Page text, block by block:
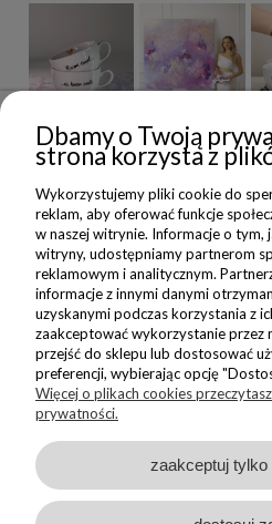
NEWSLETTER
Dołącz do nas i zyskaj 5% zniżki na
zakupy
Wyrażam zgodę na wysyłanie do
wskazany adres oraz
obsługą newsletteru.
Zapoznałem/am się i akceptuję
Politykę Prywatności
Dbamy o Twoją
strona korzysta z
Wykorzystujemy pliki cookie do
reklam, aby oferować funkcje
w naszej witrynie. Informacje o tym,
witryny, udostępniamy partnerom
reklamowym i analitycznym.
informacje z innymi danymi
uzyskanymi podczas korzystania z
zaakceptować wykorzystanie przez
przejść do sklepu lub dostosować
preferencji, wybierając opcję
Więcej o plikach cookies
prywatności.
zaakceptuj tylko